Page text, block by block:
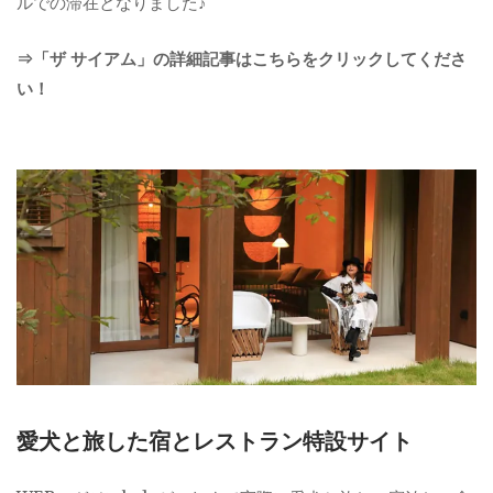
⇒「ザ サイアム」の詳細記事はこちらをクリックしてくださ
い！
愛犬と旅した宿とレストラン特設サイト